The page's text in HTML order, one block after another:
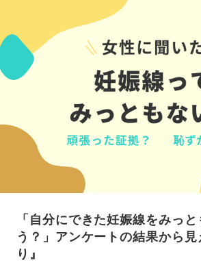
「自分にできた妊娠線をみっ
う？」アンケートの結果から
り』